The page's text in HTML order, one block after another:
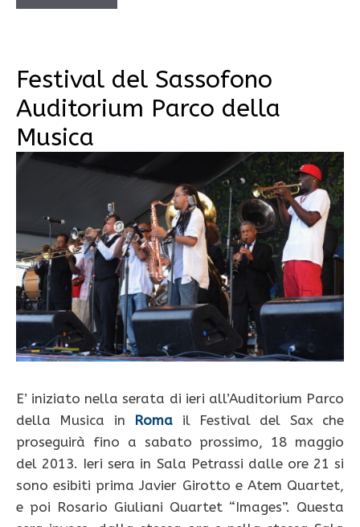
Festival del Sassofono
Auditorium Parco della
Musica
E’ iniziato nella serata di ieri all’Auditorium Parco
della Musica in Roma il Festival del Sax che
proseguirà fino a sabato prossimo, 18 maggio
del 2013. Ieri sera in Sala Petrassi dalle ore 21 si
sono esibiti prima Javier Girotto e Atem Quartet,
e poi Rosario Giuliani Quartet “Images”. Questa